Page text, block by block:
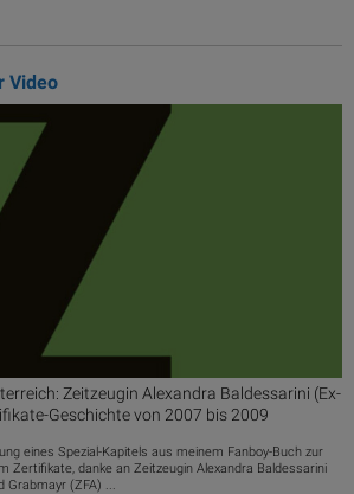
Video
Zeitzeugin Alexandra Baldessarini (Ex-
Geschichte von 2007 bis 2009
eines Spezial-Kapitels aus meinem Fanboy-Buch zur
Zertifikate, danke an Zeitzeugin Alexandra Baldessarini
Grabmayr (ZFA) ...